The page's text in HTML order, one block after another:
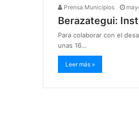
Prensa Municipios
Berazategui:
Para colaborar con el
unas 16…
Leer más »